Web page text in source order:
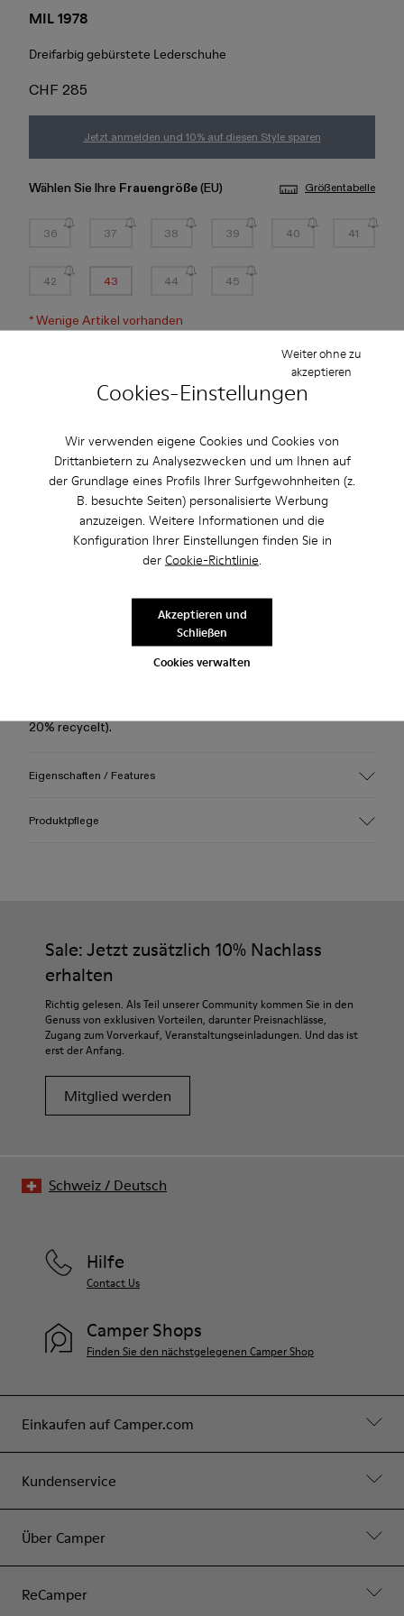
Cookies-Einstellungen
Wir verwenden eigene Cookies und Cookies von
Drittanbietern zu Analysezwecken und um Ihnen auf
der Grundlage eines Profils Ihrer Surfgewohnheiten (z.
B. besuchte Seiten) personalisierte Werbung
anzuzeigen. Weitere Informationen und die
Konfiguration Ihrer Einstellungen finden Sie in
der Cookie-Richtlinie.
Cookies verwalten
Weiter ohne zu
akzeptieren
Akzeptieren und
Schließen
MIL 1978
Dreifarbig gebürstete Lederschuhe
CHF 285
Jetzt anmelden und 10% auf diesen Style sparen
Wählen Sie Ihre Frauengröße(EU) Größentabelle
36 37 38 39 40 41
42 43 44 45
*Wenige Artikel vorhanden
Store
Nutzen Sie den kostenlosen Standardversand und die
kostenlose Lieferung in die Stores bei Einkäufen über 45 CHF
2 Jahre Garantie auf Herstellungsfehler.
und sicheren Zahlungs-App der Schweiz.
20% recycelt).
Eigenschaften / Features
100% Leder (LWG gold-zertifiziert)
- OrthoLite® Recycled™ Fußbett
Futter
recycelte Baumwolle - 20% Viskose)
Produktpflege
Ausführliche Pflegehinweise finden Sie in unserer
Schuhpflegeanleitung .
Sale: Jetzt zusätzlich 10% Nachlass
erhalten
Richtig gelesen. Als Teil unserer Community kommen Sie in den
Genuss von exklusiven Vorteilen, darunter Preisnachlässe,
Zugang zum Vorverkauf, Veranstaltungseinladungen. Und das ist
erst der Anfang.
Mitglied werden
Einkaufen auf Camper.com
Kundenservice
Über Camper
ReCamper
Hilfe
Contact Us
Camper Shops
Finden Sie den nächstgelegenen Camper Shop
Schweiz/ Deutsch